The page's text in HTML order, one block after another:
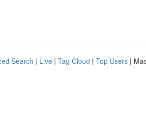
Search | Live | Tag Cloud | Top Users |